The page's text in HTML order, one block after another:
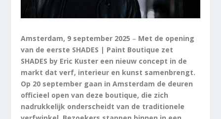
Amsterdam, 9 september 2025 – Met de opening
van de eerste SHADES | Paint Boutique zet
SHADES by Eric Kuster een nieuw concept in de
markt dat verf, interieur en kunst samenbrengt.
Op 20 september gaan in Amsterdam de deuren
officieel open van deze boutique, die zich
nadrukkelijk onderscheidt van de traditionele